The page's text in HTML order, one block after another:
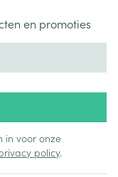
en promoties
in voor onze
policy.